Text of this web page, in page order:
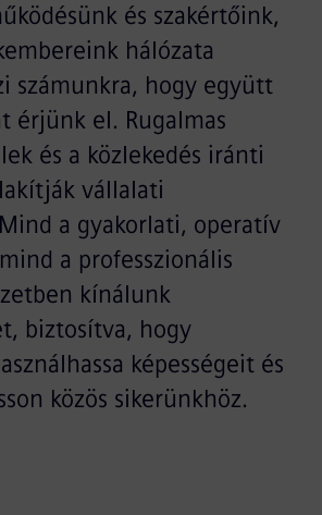
és szakértőink,
hálózata
számunkra, hogy együtt
érjünk el. Rugalmas
és a közlekedés iránti
vállalati
a gyakorlati, operatív
a professzionális
kínálunk
biztosítva, hogy
képességeit és
közös sikerünkhöz.